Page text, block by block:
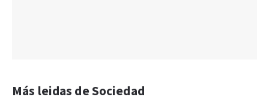
Más leidas de Sociedad